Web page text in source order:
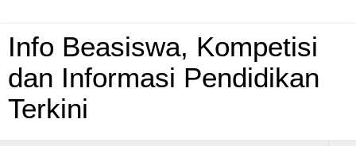
Info Beasiswa, Kompetisi
dan Informasi Pendidikan
Terkini